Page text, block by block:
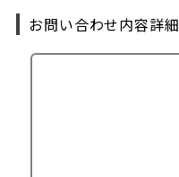
お問い合わせ内容詳細